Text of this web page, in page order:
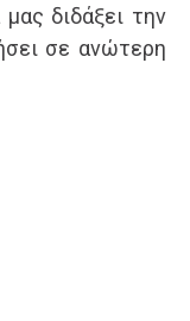
διδάξει την
σε ανώτερη